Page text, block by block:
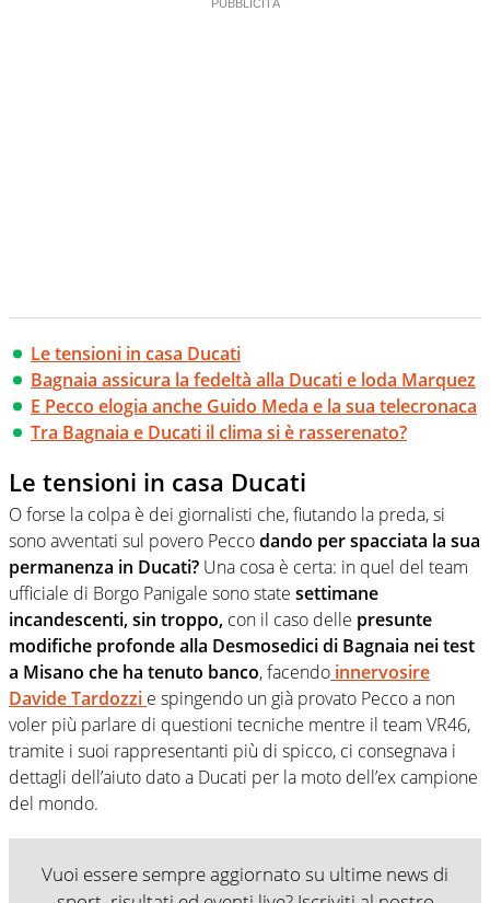
Le tensioni in casa Ducati
Bagnaia assicura la fedeltà alla Ducati e loda Marquez
E Pecco elogia anche Guido Meda e la sua telecronaca
Tra Bagnaia e Ducati il clima si è rasserenato?
Le tensioni in casa Ducati
O forse la colpa è dei giornalisti che, fiutando la preda, si
sono avventati sul povero Peccodando per spacciata la sua
permanenza in Ducati? Una cosa è certa: in quel del team
ufficiale di Borgo Panigale sono state settimane
incandescenti, sin troppo, con il caso delle presunte
modifiche profonde alla Desmosedici di Bagnaia nei test
a Misano che ha tenuto banco, facendo innervosire
Davide Tardozzi e spingendo un già provato Pecco a non
voler più parlare di questioni tecniche mentre il team VR46,
tramite i suoi rappresentanti più di spicco, ci consegnava i
dettagli dell’aiuto dato a Ducati per la moto dell’ex campione
del mondo.
Vuoi essere sempre aggiornato su ultime news di